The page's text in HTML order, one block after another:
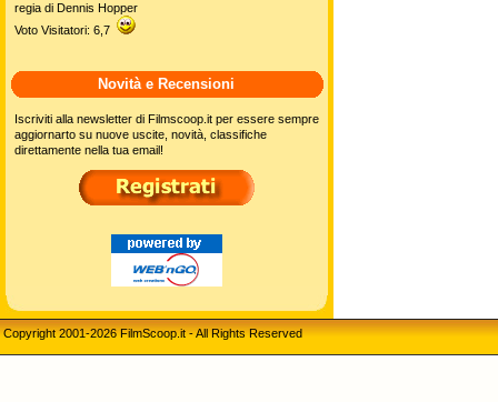
regia di Dennis Hopper
Voto Visitatori: 6,7
Novità e Recensioni
Iscriviti alla newsletter di Filmscoop.it per essere sempre
aggiornarto su nuove uscite, novità, classifiche
direttamente nella tua email!
Copyright 2001-2026 FilmScoop.it - All Rights Reserved